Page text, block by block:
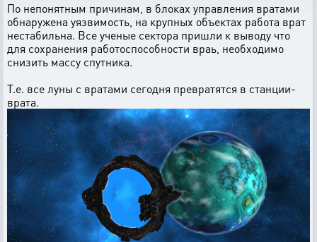
По непонятным причинам, в блоках управления вратами
обнаружена уязвимость, на крупных объектах работа врат
нестабильна. Все ученые сектора пришли к выводу что
для сохранения работоспособности враь, необходимо
снизить массу спутника.
Т.е. все луны с вратами сегодня превратятся в станции-
врата.